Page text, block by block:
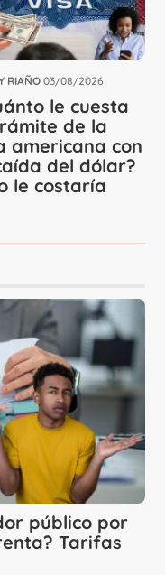
RIAÑO03/08/2026
le cuesta
de la
americana con
del dólar?
le costaría
público por
Tarifas